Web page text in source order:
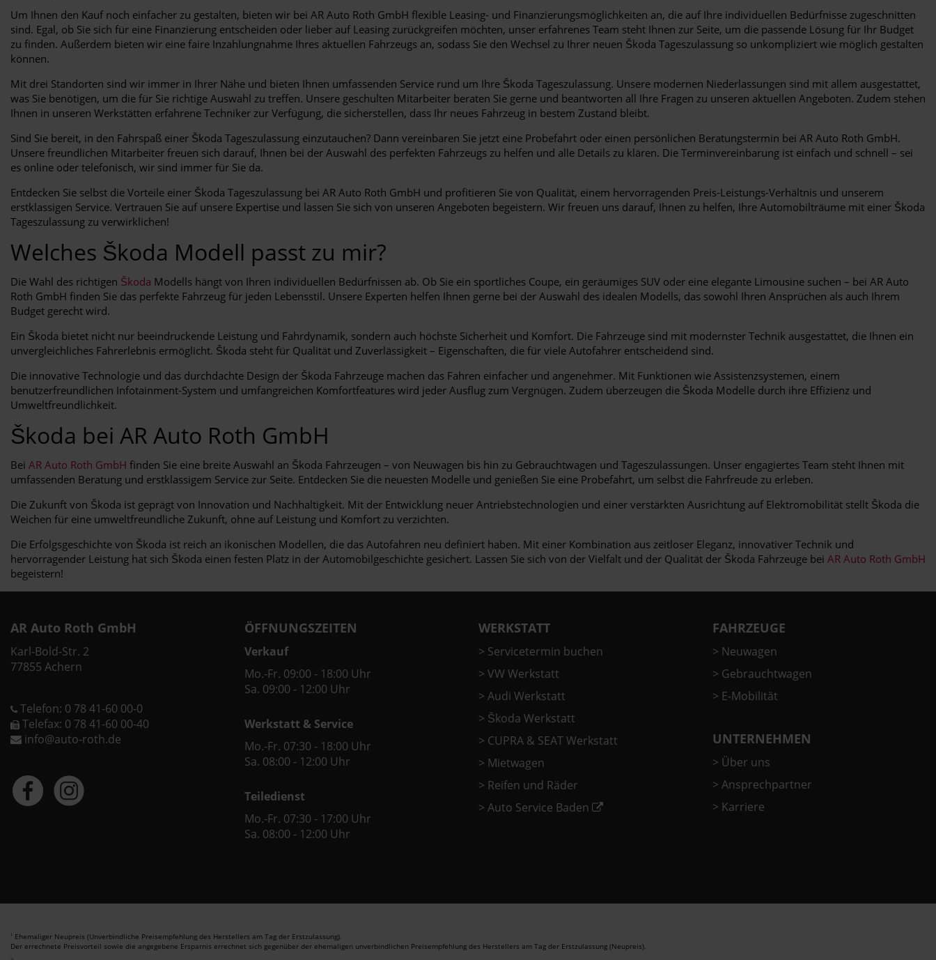
Um Ihnen den Kauf noch einfacher zu gestalten, bieten wir bei AR Auto Roth GmbH flexible Leasing- und Finanzierungsmöglichkeiten an, die auf Ihre individuellen Bedürfnisse zugeschnitten
sind. Egal, ob Sie sich für eine Finanzierung entscheiden oder lieber auf Leasing zurückgreifen möchten, unser erfahrenes Team steht Ihnen zur Seite, um die passende Lösung für Ihr Budget
zu finden. Außerdem bieten wir eine faire Inzahlungnahme Ihres aktuellen Fahrzeugs an, sodass Sie den Wechsel zu Ihrer neuen Škoda Tageszulassung so unkompliziert wie möglich gestalten
können.
Mit drei Standorten sind wir immer in Ihrer Nähe und bieten Ihnen umfassenden Service rund um Ihre Škoda Tageszulassung. Unsere modernen Niederlassungen sind mit allem ausgestattet,
was Sie benötigen, um die für Sie richtige Auswahl zu treffen. Unsere geschulten Mitarbeiter beraten Sie gerne und beantworten all Ihre Fragen zu unseren aktuellen Angeboten. Zudem stehen
Ihnen in unseren Werkstätten erfahrene Techniker zur Verfügung, die sicherstellen, dass Ihr neues Fahrzeug in bestem Zustand bleibt.
Sind Sie bereit, in den Fahrspaß einer Škoda Tageszulassung einzutauchen? Dann vereinbaren Sie jetzt eine Probefahrt oder einen persönlichen Beratungstermin bei AR Auto Roth GmbH.
Unsere freundlichen Mitarbeiter freuen sich darauf, Ihnen bei der Auswahl des perfekten Fahrzeugs zu helfen und alle Details zu klären. Die Terminvereinbarung ist einfach und schnell – sei
es online oder telefonisch, wir sind immer für Sie da.
Entdecken Sie selbst die Vorteile einer Škoda Tageszulassung bei AR Auto Roth GmbH und profitieren Sie von Qualität, einem hervorragenden Preis-Leistungs-Verhältnis und unserem
erstklassigen Service. Vertrauen Sie auf unsere Expertise und lassen Sie sich von unseren Angeboten begeistern. Wir freuen uns darauf, Ihnen zu helfen, Ihre Automobilträume mit einer Škoda
Tageszulassung zu verwirklichen!
Welches Škoda Modell passt zu mir?
Die Wahl des richtigen Škoda Modells hängt von Ihren individuellen Bedürfnissen ab. Ob Sie ein sportliches Coupe, ein geräumiges SUV oder eine elegante Limousine suchen – bei AR Auto
Roth GmbH finden Sie das perfekte Fahrzeug für jeden Lebensstil. Unsere Experten helfen Ihnen gerne bei der Auswahl des idealen Modells, das sowohl Ihren Ansprüchen als auch Ihrem
Budget gerecht wird.
Ein Škoda bietet nicht nur beeindruckende Leistung und Fahrdynamik, sondern auch höchste Sicherheit und Komfort. Die Fahrzeuge sind mit modernster Technik ausgestattet, die Ihnen ein
unvergleichliches Fahrerlebnis ermöglicht. Škoda steht für Qualität und Zuverlässigkeit – Eigenschaften, die für viele Autofahrer entscheidend sind.
Die innovative Technologie und das durchdachte Design der Škoda Fahrzeuge machen das Fahren einfacher und angenehmer. Mit Funktionen wie Assistenzsystemen, einem
benutzerfreundlichen Infotainment-System und umfangreichen Komfortfeatures wird jeder Ausflug zum Vergnügen. Zudem überzeugen die Škoda Modelle durch ihre Effizienz und
Umweltfreundlichkeit.
Škoda bei AR Auto Roth GmbH
Bei AR Auto Roth GmbH finden Sie eine breite Auswahl an Škoda Fahrzeugen – von Neuwagen bis hin zu Gebrauchtwagen und Tageszulassungen. Unser engagiertes Team steht Ihnen mit
umfassenden Beratung und erstklassigem Service zur Seite. Entdecken Sie die neuesten Modelle und genießen Sie eine Probefahrt, um selbst die Fahrfreude zu erleben.
Die Zukunft von Škoda ist geprägt von Innovation und Nachhaltigkeit. Mit der Entwicklung neuer Antriebstechnologien und einer verstärkten Ausrichtung auf Elektromobilität stellt Škoda die
Weichen für eine umweltfreundliche Zukunft, ohne auf Leistung und Komfort zu verzichten.
Die Erfolgsgeschichte von Škoda ist reich an ikonischen Modellen, die das Autofahren neu definiert haben. Mit einer Kombination aus zeitloser Eleganz, innovativer Technik und
hervorragender Leistung hat sich Škoda einen festen Platz in der Automobilgeschichte gesichert. Lassen Sie sich von der Vielfalt und der Qualität der Škoda Fahrzeuge bei AR Auto Roth GmbH
begeistern!
AR Auto Roth GmbH
Karl-Bold-Str. 2
77855 Achern
Telefon: 0 78 41-60 00-0
Telefax: 0 78 41-60 00-40
info@auto-roth.de
ÖFFNUNGSZEITEN
Verkauf
Mo.-Fr. 09:00 - 18:00 Uhr
Sa. 09:00 - 12:00 Uhr
Werkstatt & Service
Mo.-Fr. 07:30 - 18:00 Uhr
Sa. 08:00 - 12:00 Uhr
Teiledienst
Mo.-Fr. 07:30 - 17:00 Uhr
Sa. 08:00 - 12:00 Uhr
WERKSTATT
> Servicetermin buchen
> VW Werkstatt
> Audi Werkstatt
> Škoda Werkstatt
> CUPRA & SEAT Werkstatt
> Mietwagen
> Reifen und Räder
> Auto Service Baden
FAHRZEUGE
> Neuwagen
> Gebrauchtwagen
> E-Mobilität
UNTERNEHMEN
> Über uns
> Ansprechpartner
> Karriere
1 Ehemaliger Neupreis (Unverbindliche Preisempfehlung des Herstellers am Tag der Erstzulassung).
Der errechnete Preisvorteil sowie die angegebene Ersparnis errechnet sich gegenüber der ehemaligen unverbindlichen Preisempfehlung des Herstellers am Tag der Erstzulassung (Neupreis).